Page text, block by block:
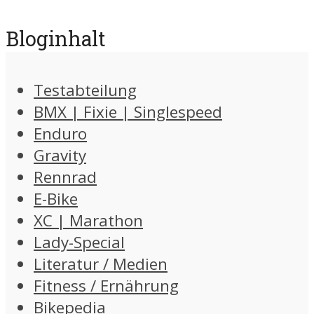
Bloginhalt
Testabteilung
BMX | Fixie | Singlespeed
Enduro
Gravity
Rennrad
E-Bike
XC | Marathon
Lady-Special
Literatur / Medien
Fitness / Ernährung
Bikepedia